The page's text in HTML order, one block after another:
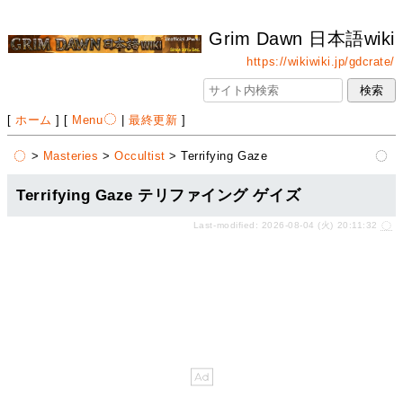
Grim Dawn 日本語wiki
https://wikiwiki.jp/gdcrate/
[ ホーム ] [ Menu |最終更新 ]
> Masteries >Occultist > Terrifying Gaze
Terrifying Gaze テリファイング ゲイズ
Last-modified: 2026-08-04 (火) 20:11:32